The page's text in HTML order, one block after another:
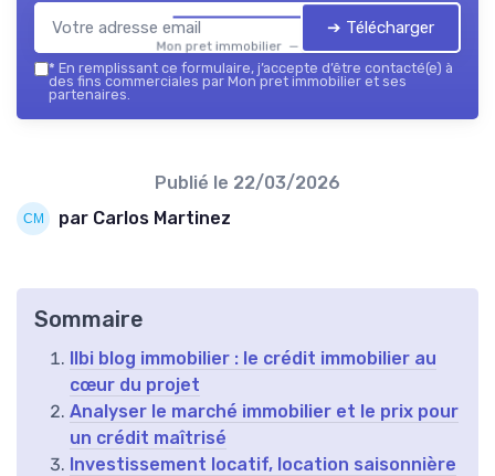
Mon pret immobilier — 2026
➔ Télécharger
* En remplissant ce formulaire, j’accepte d’être contacté(e) à
des fins commerciales par Mon pret immobilier et ses
partenaires.
Publié le 22/03/2026
par Carlos Martinez
Sommaire
Ilbi blog immobilier : le crédit immobilier au
cœur du projet
Analyser le marché immobilier et le prix pour
un crédit maîtrisé
Investissement locatif, location saisonnière